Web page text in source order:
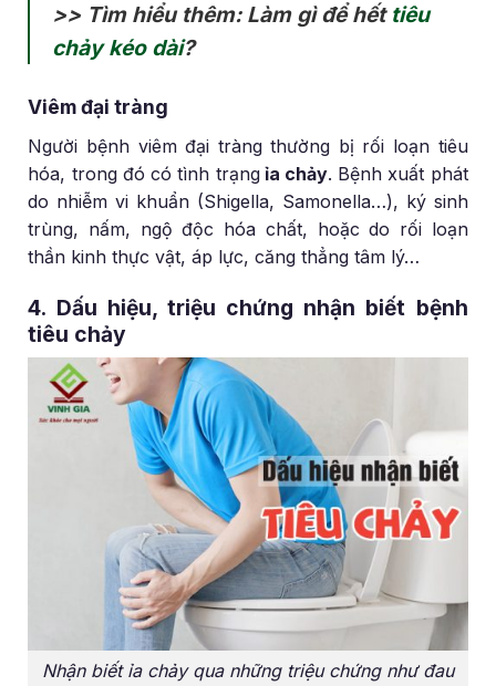
>> Tìm hiểu thêm: Làm gì để hết tiêu
chảy kéo dài?
Viêm đại tràng
Người bệnh viêm đại tràng thường bị rối loạn tiêu
hóa, trong đó có tình trạngỉa chảy. Bệnh xuất phát
do nhiễm vi khuẩn (Shigella, Samonella…), ký sinh
trùng, nấm, ngộ độc hóa chất, hoặc do rối loạn
thần kinh thực vật, áp lực, căng thẳng tâm lý…
4. Dấu hiệu, triệu chứng nhận biết bệnh
tiêu chảy
Nhận biết ỉa chảy qua những triệu chứng như đau